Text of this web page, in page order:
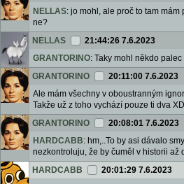
NELLAS: jo mohl, ale proč to tam
ne?
NELLAS
21:44:26 7.6.2023
GRANTORINO: Taky mohl někdo
GRANTORINO
20:11:00 7.6.2023
Ale mám všechny v oboustranným
Takže už z toho vychází pouze ti dva XD
GRANTORINO
20:08:01 7.6.2023
HARDCABB: hm,..To by asi dávalo
nezkontroluju, že by čuměl v historii až
HARDCABB
20:01:29 7.6.2023